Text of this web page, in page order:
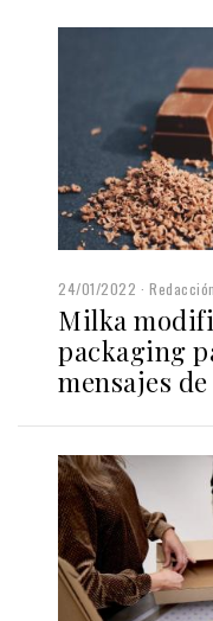
24/01/2022 Redacción
Milka
packaging
mensajes